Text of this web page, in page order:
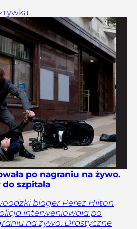
po nagraniu na żywo.
do szpitala
bloger Perez Hilton
interweniowała po
na żywo. Drastyczne